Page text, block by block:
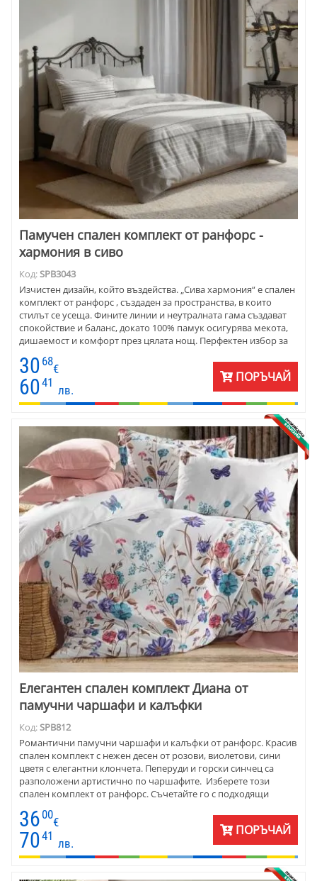
Памучен спален комплект от ранфорс -
хармония в сиво
Код:SPB3043
Изчистен дизайн, който въздейства. „Сива хармония“ е спален
комплект от ранфорс , създаден за пространства, в които
стилът се усеща. Фините линии и неутралната гама създават
спокойствие и баланс, докато 100% памук осигурява мекота,
дишаемост и комфорт през цялата нощ. Перфектен избор за
30 68
€
6041
лв.
ПОРЪЧАЙ
Елегантен спален комплект Диана от
памучни чаршафи и калъфки
Код:SPB812
Романтични памучни чаршафи и калъфки от ранфорс. Красив
спален комплект с нежен десен от розови, виолетови, сини
цветя с елегантни клончета. Пеперуди и горски синчец са
разположени артистично по чаршафите. Изберете този
спален комплект от ранфорс. Съчетайте го с подходящи
36 00
€
7041
лв.
ПОРЪЧАЙ